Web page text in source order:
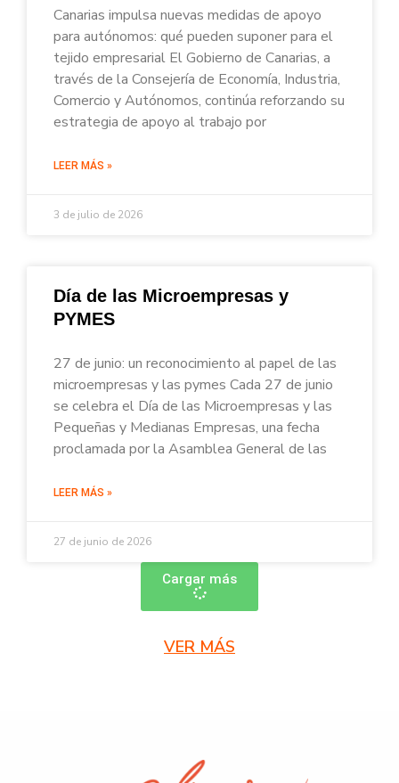
Canarias impulsa nuevas medidas de apoyo
para autónomos: qué pueden suponer para el
tejido empresarial El Gobierno de Canarias, a
través de la Consejería de Economía, Industria,
Comercio y Autónomos, continúa reforzando su
estrategia de apoyo al trabajo por
LEER MÁS »
3 de julio de 2026
Día de las Microempresas y
PYMES
27 de junio: un reconocimiento al papel de las
microempresas y las pymes Cada 27 de junio
se celebra el Día de las Microempresas y las
Pequeñas y Medianas Empresas, una fecha
proclamada por la Asamblea General de las
LEER MÁS »
27 de junio de 2026
Cargar más
VER MÁS